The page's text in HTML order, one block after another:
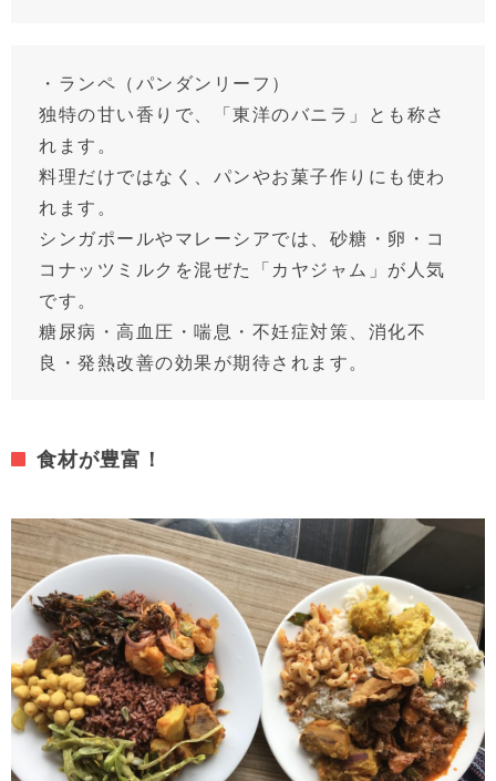
・ランペ（パンダンリーフ）
独特の甘い香りで、「東洋のバニラ」とも称さ
れます。
料理だけではなく、パンやお菓子作りにも使わ
れます。
シンガポールやマレーシアでは、砂糖・卵・コ
コナッツミルクを混ぜた「カヤジャム」が人気
です。
糖尿病・高血圧・喘息・不妊症対策、消化不
良・発熱改善の効果が期待されます。
食材が豊富！